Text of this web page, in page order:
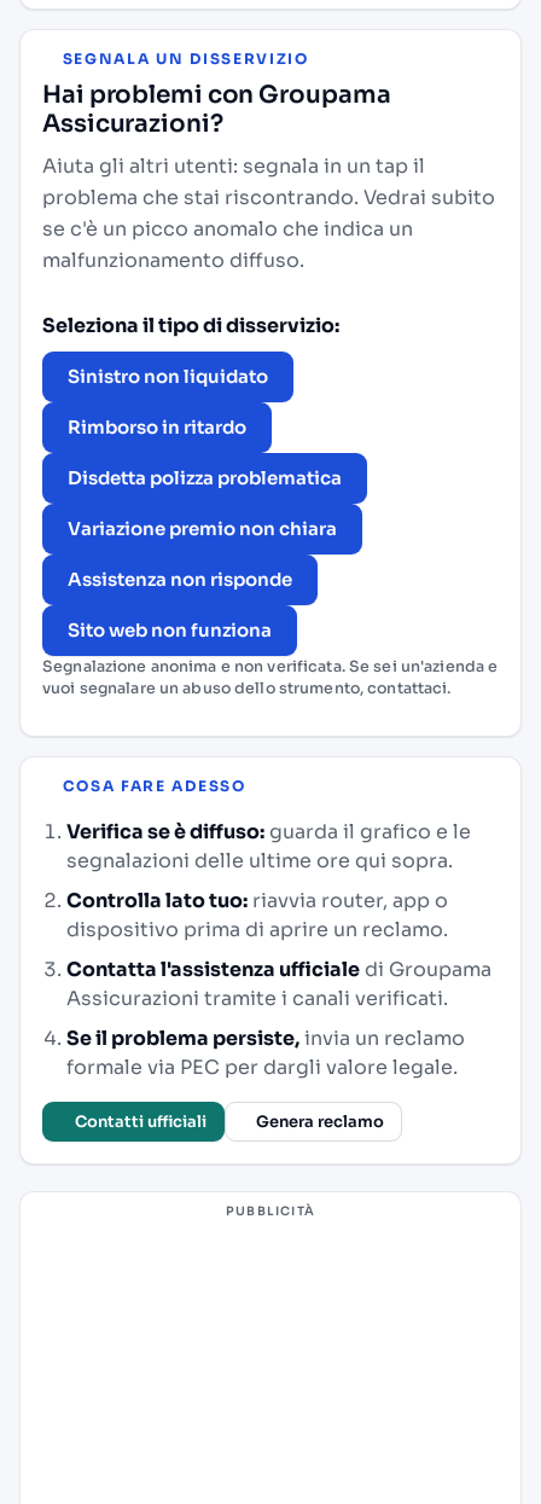
SEGNALA UN DISSERVIZIO
Hai problemi con Groupama
Assicurazioni?
Aiuta gli altri utenti: segnala in un tap il
problema che stai riscontrando. Vedrai subito
se c'è un picco anomalo che indica un
malfunzionamento diffuso.
Seleziona il tipo di disservizio:
Sinistro non liquidato
Rimborso in ritardo
Disdetta polizza problematica
Variazione premio non chiara
Assistenza non risponde
Sito web non funziona
Segnalazione anonima e non verificata. Se sei un'azienda e
vuoi segnalare un abuso dello strumento,contattaci.
COSA FARE ADESSO
Verifica se è diffuso:guarda il grafico e le
segnalazioni delle ultime ore qui sopra.
Controlla lato tuo: riavvia router, app o
dispositivo prima di aprire un reclamo.
Contatta l'assistenza ufficialedi Groupama
Assicurazioni tramite i canali verificati.
Se il problema persiste,invia un reclamo
formale via PEC per dargli valore legale.
Contatti ufficiali Genera reclamo
PUBBLICITÀ